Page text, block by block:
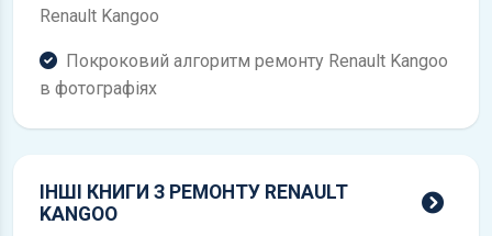
Renault Kangoo
Покроковий алгоритм ремонту Renault Kangoo
в фотографіях
ІНШІ КНИГИ З РЕМОНТУ RENAULT
KANGOO